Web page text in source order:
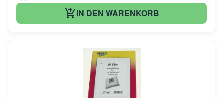
IN DEN WARENKORB